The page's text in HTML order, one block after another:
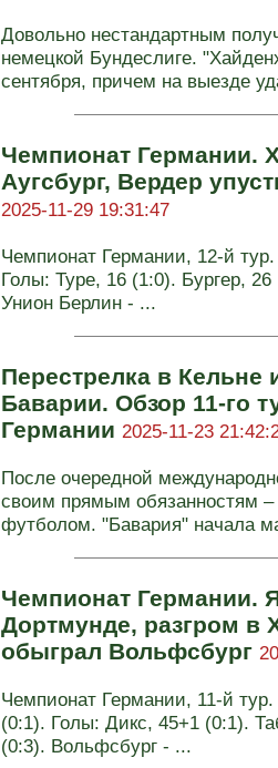
Довольно нестандартным
немецкой Бундеслиге.
сентября, причем на выезде
Чемпионат Германии.
Аугсбург, Вердер
2025-11-29 19:31:47
Чемпионат Германии, 12-й
Голы: Туре, 16 (1:0). Бургер,
Унион Берлин - ...
Перестрелка в Кельне
Баварии. Обзор 11-го
Германии 2025-11-23
После очередной
своим прямым обязанностям –
футболом. "Бавария" начала
Чемпионат Германии.
Дортмунде, разгром в
обыграл Вольфсбург
Чемпионат Германии, 11-й
(0:1). Голы: Дикс, 45+1 (0:1).
(0:3). Вольфсбург - ...